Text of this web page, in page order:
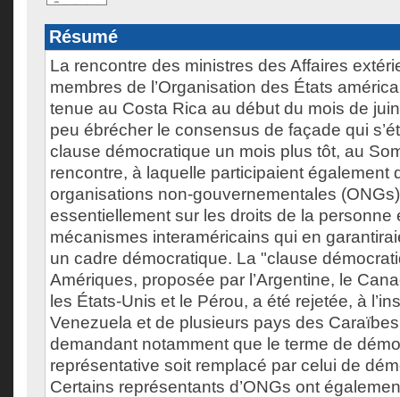
Résumé
La rencontre des ministres des Affaires
membres de l’Organisation des États
tenue au Costa Rica au début du mois de
peu ébrécher le consensus de façade qui
clause démocratique un mois plus tôt, au
rencontre, à laquelle participaient également
organisations non-gouvernementales
essentiellement sur les droits de la personne
mécanismes interaméricains qui en
un cadre démocratique. La "clause
Amériques, proposée par l’Argentine, le
les États-Unis et le Pérou, a été rejetée, à
Venezuela et de plusieurs pays des
demandant notamment que le terme de
représentative soit remplacé par celui de
Certains représentants d’ONGs ont